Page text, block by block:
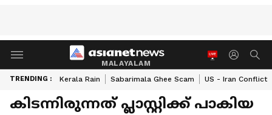
MALAYALAM
TRENDING : Kerala Rain Sabarimala Ghee Scam US - Iran Conflict
കിടന്നിരുന്നത് പ്ലാസ്റ്റിക്ക് പാകിയ